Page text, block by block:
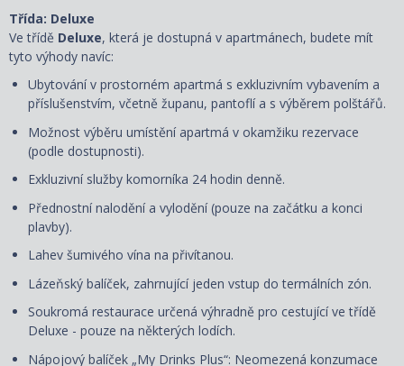
Třída: Deluxe
Ve třídě Deluxe, která je dostupná v apartmánech, budete mít
tyto výhody navíc:
Ubytování v prostorném apartmá s exkluzivním vybavením a
příslušenstvím, včetně županu, pantoflí a s výběrem polštářů.
Možnost výběru umístění apartmá v okamžiku rezervace
(podle dostupnosti).
Exkluzivní služby komorníka 24 hodin denně.
Přednostní nalodění a vylodění (pouze na začátku a konci
plavby).
Lahev šumivého vína na přivítanou.
Lázeňský balíček, zahrnující jeden vstup do termálních zón.
Soukromá restaurace určená výhradně pro cestující ve třídě
Deluxe - pouze na některých lodích.
Nápojový balíček „My Drinks Plus“: Neomezená konzumace